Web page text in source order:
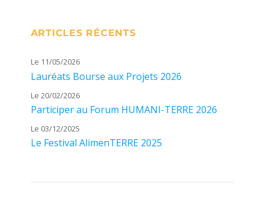
ARTICLES RÉCENTS
Le 11/05/2026
Lauréats Bourse aux Projets 2026
Le 20/02/2026
Participer au Forum HUMANI-TERRE 2026
Le 03/12/2025
Le Festival AlimenTERRE 2025